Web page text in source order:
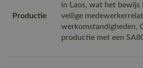
Productie
in Laos, wat het bewijs
veilige
werkomstandigheden,
productie met een